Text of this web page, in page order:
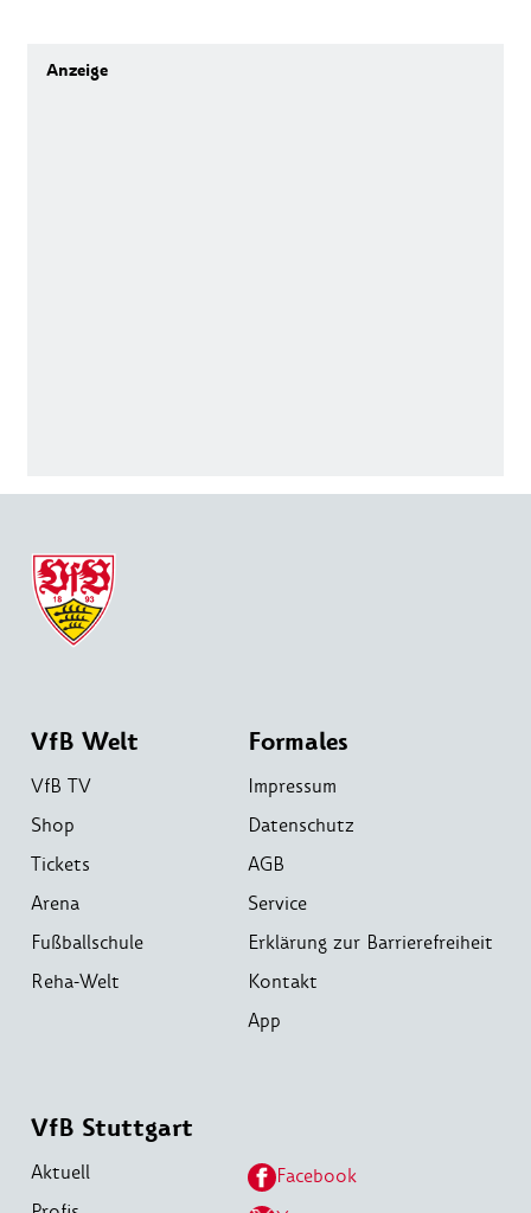
VfB Welt
VfB TV
Shop
Tickets
Arena
Fußballschule
Reha-Welt
Formales
Impressum
Datenschutz
AGB
Service
Erklärung zur Barrierefreiheit
Kontakt
App
VfB Stuttgart
Aktuell
Facebook